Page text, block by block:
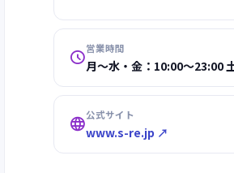
営業時間
月～水・金：10:00～23:00
公式サイト
www.s-re.jp ↗